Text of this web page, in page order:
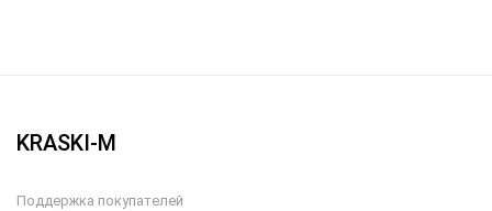
KRASKI-M
Поддержка покупателей